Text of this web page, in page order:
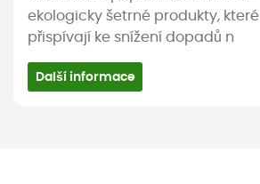
ekologicky šetrné produkty, které
přispívají ke snížení dopadů n
Další informace